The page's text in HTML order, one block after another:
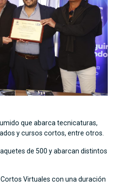
que abarca tecnicaturas,
y cursos cortos, entre otros.
de 500 y abarcan distintos
Virtuales con una duración